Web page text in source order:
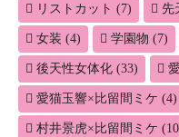
リストカット (7) 先
女装 (4) 学園物 (7)
後天性女体化 (33)
愛猫玉響×比留間ミケ (4)
村井景虎×比留間ミケ